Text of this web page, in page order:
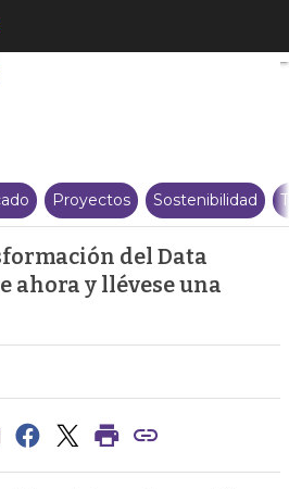
y la transformación del
Proyectos Sostenibilidad
del Data
ahora y llévese una